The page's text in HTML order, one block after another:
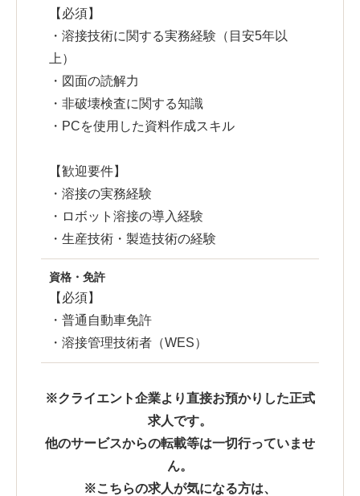
【必須】
・溶接技術に関する実務経験（目安5年以
上）
・図面の読解力
・非破壊検査に関する知識
・PCを使用した資料作成スキル
【歓迎要件】
・溶接の実務経験
・ロボット溶接の導入経験
・生産技術・製造技術の経験
資格・免許
【必須】
・普通自動車免許
・溶接管理技術者（WES）
※クライエント企業より直接お預かりした正式
求人です。
他のサービスからの転載等は一切行っていませ
ん。
※こちらの求人が気になる方は、